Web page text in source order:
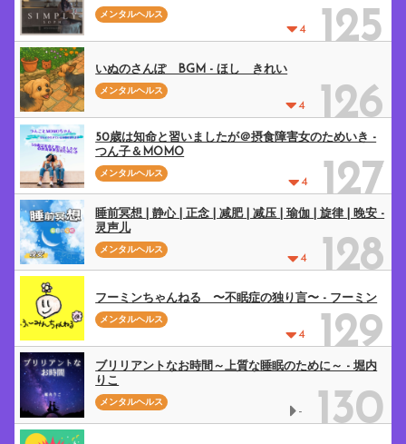
4 125
メンタルヘルス
4 126
いぬのさんぽ BGM - ほし きれい
メンタルヘルス
4 127
50歳は知命と習いましたが＠摂食障害女のためいき -
つん子＆MOMO
メンタルヘルス
4 128
睡前冥想 | 静心 | 正念 | 减肥 | 减压 | 瑜伽 | 旋律 | 晚安 -
灵声儿
メンタルヘルス
4 129
フーミンちゃんねる 〜不眠症の独り言〜 - フーミン
メンタルヘルス
- 130
ブリリアントなお時間～上質な睡眠のために～ - 堀内
りこ
メンタルヘルス